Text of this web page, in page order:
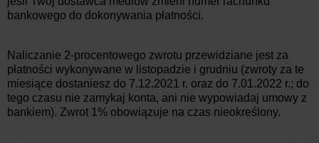
bankowego do dokonywania płatności.
Naliczanie 2-procentowego zwrotu przewidziane jest za
płatności wykonywane w listopadzie i grudniu (zwroty za te
miesiące dostaniesz do 7.12.2021 r. oraz do 7.01.2022 r.; do
tego czasu nie zamykaj konta, ani nie wypowiadaj umowy z
bankiem). Zwrot 1% obowiązuje na czas nieokreślony.